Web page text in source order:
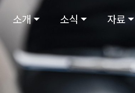
소개 소식 자료